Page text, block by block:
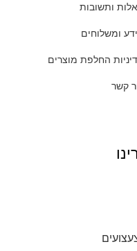
ותשובות
ומשלוחים
החלפת מוצרים
קשר